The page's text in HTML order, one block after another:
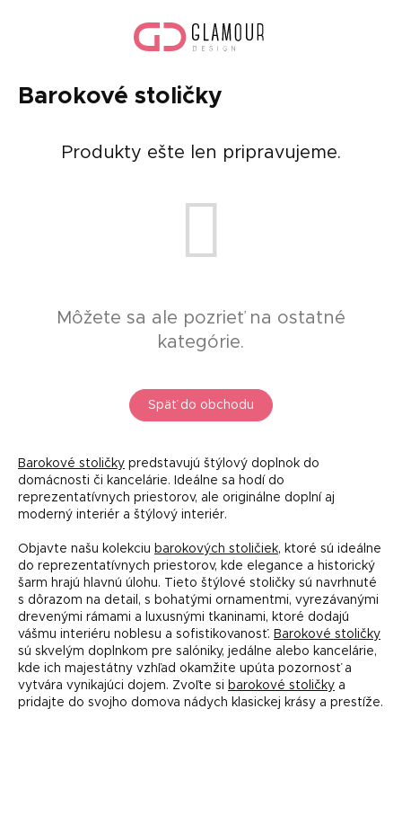
Barokové stoličky
Produkty ešte len pripravujeme.
Môžete sa ale pozrieť na ostatné
kategórie.
Späť do obchodu
Barokové stoličky predstavujú štýlový doplnok do
domácnosti či kancelárie. Ideálne sa hodí do
reprezentatívnych priestorov, ale originálne doplní aj
moderný interiér a štýlový interiér.
Objavte našu kolekciu barokových stoličiek, ktoré sú ideálne
do reprezentatívnych priestorov, kde elegance a historický
šarm hrajú hlavnú úlohu. Tieto štýlové stoličky sú navrhnuté
s dôrazom na detail, s bohatými ornamentmi, vyrezávanými
drevenými rámami a luxusnými tkaninami, ktoré dodajú
vášmu interiéru noblesu a sofistikovanosť. Barokové stoličky
sú skvelým doplnkom pre salóniky, jedálne alebo kancelárie,
kde ich majestátny vzhľad okamžite upúta pozornosť a
vytvára vynikajúci dojem. Zvoľte si barokové stoličky a
pridajte do svojho domova nádych klasickej krásy a prestíže.